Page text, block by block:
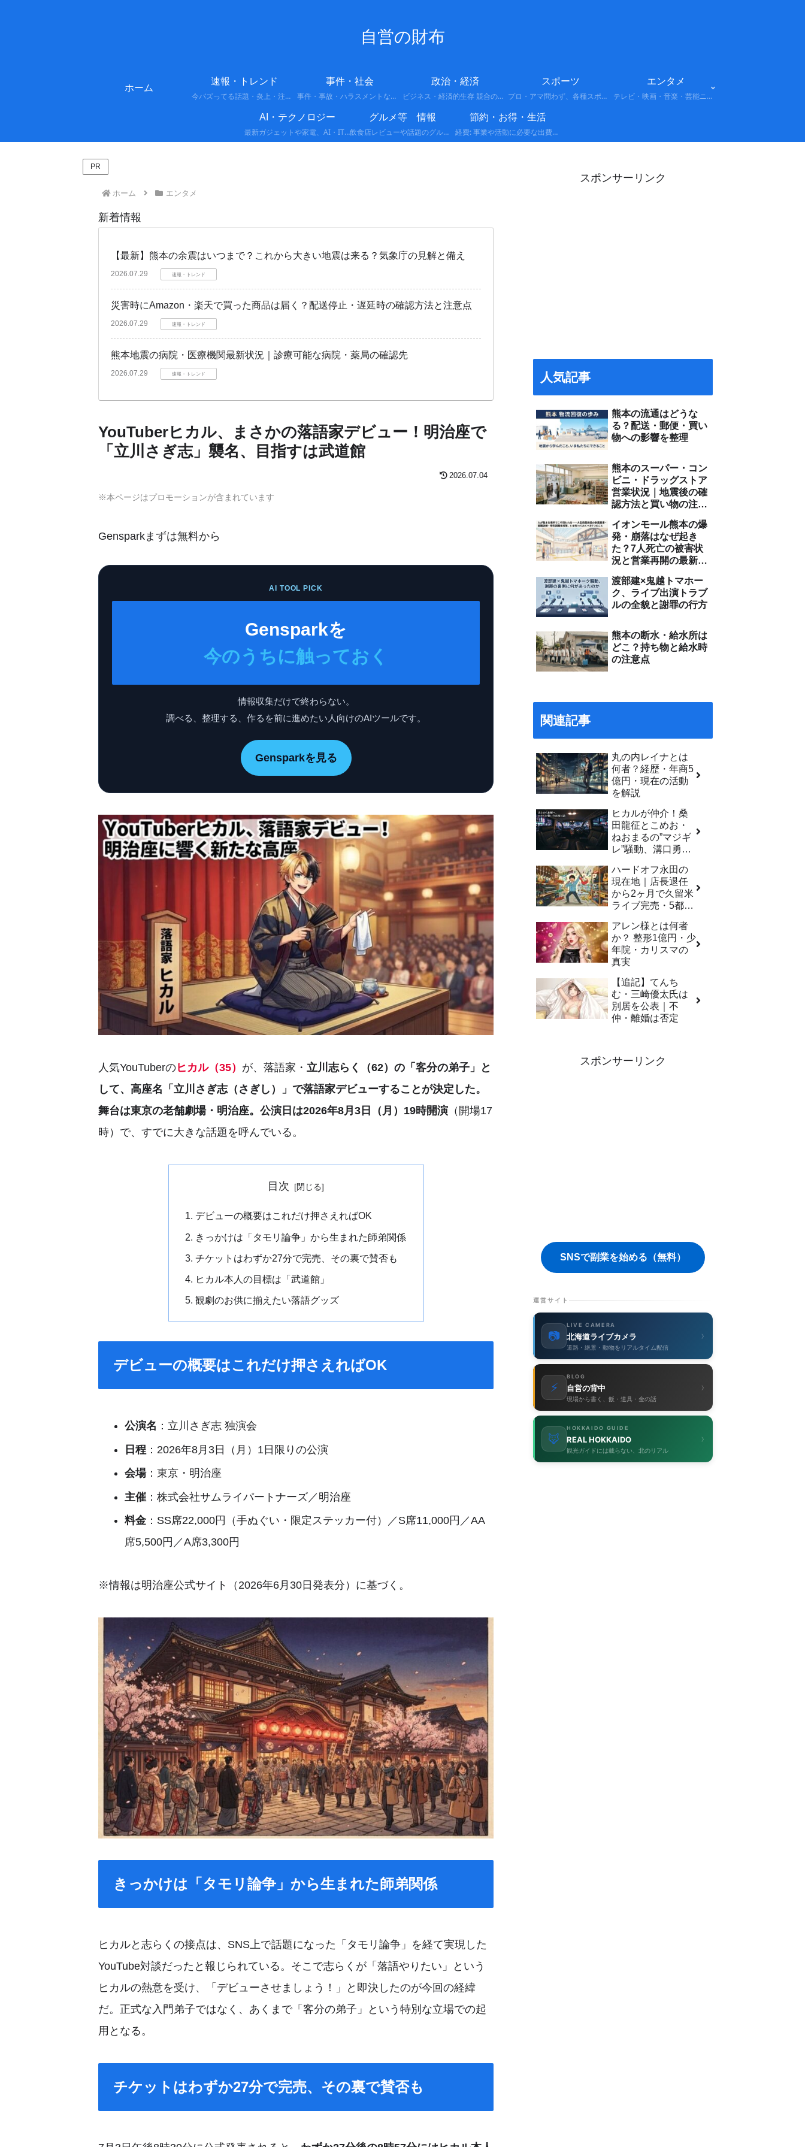
自営の財布
ホーム
速報・トレンド
今バズってる話題・炎上・注意喚起
事件・社会
事件・事故・ハラスメントなどの最新情報や背景をわかりやすくまとめています。
政治・経済
ビジネス・経済的生存 競合の多い市場で生き残るための戦略です。 差別化: 他者がやっていない独自の強みを作る。 ランチェスター戦略: 弱者が強者に勝つための局地戦の展開。 副業・複業: 収入源を分散させ、リスクを回避する。
スポーツ
プロ・アマ問わず、各種スポーツの試合結果や選手情報、話題のニュースをまとめています。注目大会やトレンドもわかりやすく解説します。
エンタメ
テレビ・映画・音楽・芸能ニュースなど、話題のエンターテインメント情報をまとめています。最新トレンドや注目人物、注目作品をわかりやすく解説します。
AI・テクノロジー
最新ガジェットや家電、AI・IT関連など、テクノロジーに関する情報をまとめています。便利な製品レビューや活用方法、注目の最新トレンドをわかりやすく解説します。
グルメ等 情報
飲食店レビューや話題のグルメ情報、新商品・限定メニューなど、食に関する情報をわかりやすくまとめています。実際に体験した感想やおすすめポイントも紹介します。
節約・お得・生活
経費: 事業や活動に必要な出費を正しく計上し、所得を適切に圧縮する考え方。 節税: 法律の範囲内で税負担を軽減する具体的なテクニック（控除の活用、制度の利用など）。 保険: 万が一のリスクに備えつつ、副次的な節税効果や資産形成を狙う戦略。
PR
ホーム エンタメ
新着情報
【最新】熊本の余震はいつまで？これから大きい地震は来る？気象庁の見解と備え
2026.07.29 速報・トレンド
災害時にAmazon・楽天で買った商品は届く？配送停止・遅延時の確認方法と注意点
2026.07.29 速報・トレンド
熊本地震の病院・医療機関最新状況｜診療可能な病院・薬局の確認先
2026.07.29 速報・トレンド
YouTuberヒカル、まさかの落語家デビュー！明治座で
「立川さぎ志」襲名、目指すは武道館
2026.07.04
※本ページはプロモーションが含まれています
Gensparkまずは無料から
AI TOOL PICK
Gensparkを
今のうちに触っておく
情報収集だけで終わらない。
調べる、整理する、作るを前に進めたい人向けのAIツールです。
Gensparkを見る
人気YouTuberのヒカル（35） が、落語家・ 立川志らく（62）の「客分の弟子」と
して、高座名「立川さぎ志（さぎし）」で落語家デビューすることが決定した。
舞台は東京の老舗劇場・明治座。公演日は2026年8月3日（月）19時開演 （開場17
時）で、すでに大きな話題を呼んでいる。
目次
デビューの概要はこれだけ押さえればOK
きっかけは「タモリ論争」から生まれた師弟関係
チケットはわずか27分で完売、その裏で賛否も
ヒカル本人の目標は「武道館」
観劇のお供に揃えたい落語グッズ
デビューの概要はこれだけ押さえればOK
公演名 ：立川さぎ志 独演会
日程：2026年8月3日（月）1日限りの公演
会場：東京・明治座
主催：株式会社サムライパートナーズ／明治座
料金：SS席22,000円（手ぬぐい・限定ステッカー付）／S席11,000円／AA
席5,500円／A席3,300円
※情報は明治座公式サイト（2026年6月30日発表分）に基づく。
きっかけは「タモリ論争」から生まれた師弟関係
ヒカルと志らくの接点は、SNS上で話題になった「タモリ論争」を経て実現した
YouTube対談だったと報じられている。そこで志らくが「落語やりたい」という
ヒカルの熱意を受け、「デビューさせましょう！」と即決したのが今回の経緯
だ。正式な入門弟子ではなく、あくまで「客分の弟子」という特別な立場での起
用となる。
チケットはわずか27分で完売、その裏で賛否も
スポンサーリンク
人気記事
熊本の流通はどうな
る？配送・郵便・買い
物への影響を整理
熊本のスーパー・コン
ビニ・ドラッグストア
営業状況｜地震後の確
認方法と買い物の注意
イオンモール熊本の爆
発・崩落はなぜ起き
た？7人死亡の被害状
況と営業再開の最新情
渡部建×鬼越トマホー
ク、ライブ出演トラブ
ルの全貌と謝罪の行方
熊本の断水・給水所は
どこ？持ち物と給水時
の注意点
関連記事
丸の内レイナとは
何者？経歴・年商5
億円・現在の活動
を解説
ヒカルが仲介！桑
田龍征とこめお・
ねおまるの”マジギ
レ”騒動、溝口勇児
た全内幕
ハードオフ永田の
現在地｜店長退任
から2ヶ月で久留米
ライブ完売・5都市
動後」全記録
アレン様とは何者
か？ 整形1億円・少
年院・カリスマの
真実
【追記】てんち
む・三崎優太氏は
別居を公表｜不
仲・離婚は否定
スポンサーリンク
SNSで副業を始める（無料）
運営サイト
📷
LIVE CAMERA
北海道ライブカメラ
道路・絶景・動物をリアルタイム配信
›
⚡
BLOG
自営の背中
現場から書く、飯・道具・金の話
›
🦊
HOKKAIDO GUIDE
REAL HOKKAIDO
観光ガイドには載らない、北のリアル
›